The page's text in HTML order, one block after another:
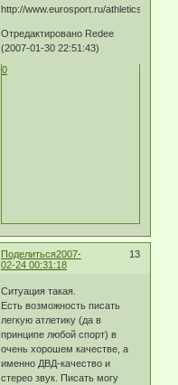
http://www.eurosport.ru/athletics/
Отредактировано Redee
(2007-01-30 22:51:43)
0
Поделиться 13
2007-
02-24 00:31:18
Ситуация такая.
Есть возможность писать
легкую атлетику (да в
принципе любой спорт) в
очень хорошем качестве, а
именно ДВД-качество и
стерео звук. Писать могу